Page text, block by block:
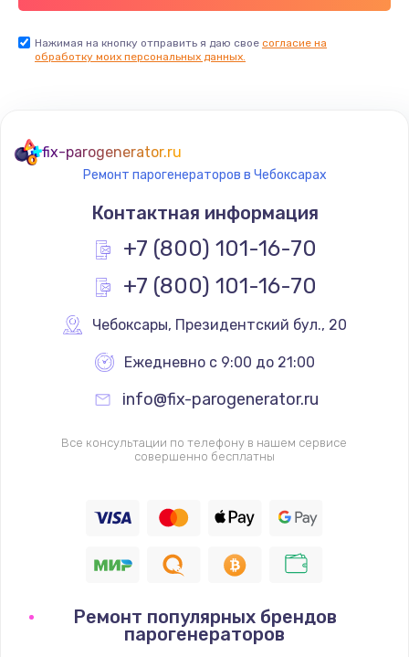
Нажимая на кнопку отправить я даю свое согласие на
обработку моих персональных данных.
fix-parogenerator.ru
Ремонт парогенераторов в Чебоксарах
Контактная информация
+7 (800) 101-16-70
+7 (800) 101-16-70
Чебоксары, Президентский бул., 20
Ежедневно с 9:00 до 21:00
info@fix-parogenerator.ru
Все консультации по телефону в нашем сервисе
совершенно бесплатны
Ремонт популярных брендов
парогенераторов